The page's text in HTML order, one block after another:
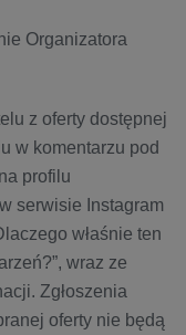
Organizatora
z oferty dostępnej
w komentarzu pod
profilu
serwisie Instagram
właśnie ten
wraz ze
Zgłoszenia
oferty nie będą